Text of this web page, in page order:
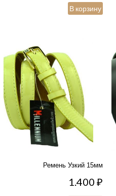
В корзину
Ремень Узкий 15мм
1.400₽